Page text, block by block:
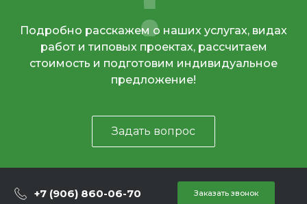
Подробно расскажем о наших услугах, видах
работ и типовых проектах, рассчитаем
стоимость и подготовим индивидуальное
предложение!
Задать вопрос
+7 (906) 860-06-70 Заказать звонок